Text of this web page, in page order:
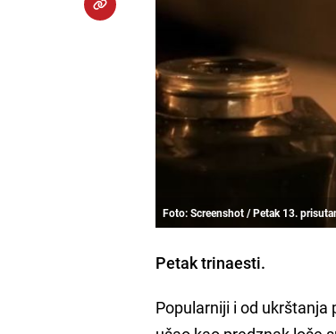
Foto: Screenshot / Petak 13.
Petak trinaesti.
Popularniji i od